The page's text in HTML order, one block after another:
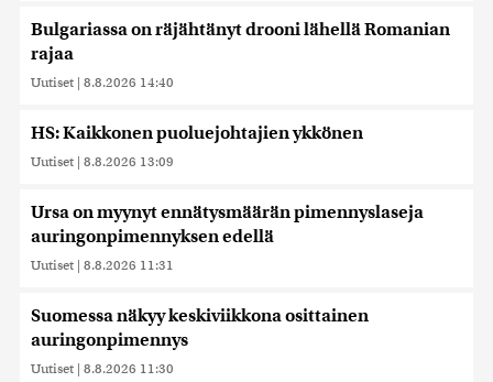
Bulgariassa on räjähtänyt drooni lähellä Romanian
rajaa
Uutiset | 8.8.2026 14:40
HS: Kaikkonen puoluejohtajien ykkönen
Uutiset | 8.8.2026 13:09
Ursa on myynyt ennätysmäärän pimennyslaseja
auringonpimennyksen edellä
Uutiset | 8.8.2026 11:31
Suomessa näkyy keskiviikkona osittainen
auringonpimennys
Uutiset | 8.8.2026 11:30